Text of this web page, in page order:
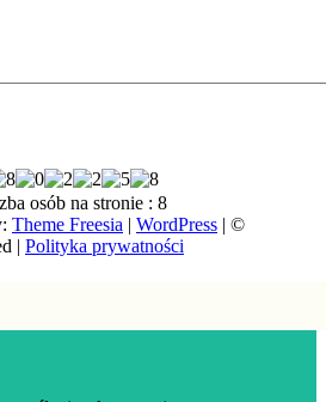
osób na stronie : 8
Theme Freesia | WordPress | ©
| Polityka prywatności